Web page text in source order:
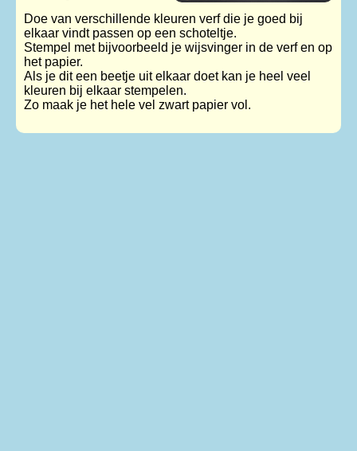
Doe van verschillende kleuren verf die je goed bij
elkaar vindt passen op een schoteltje.
Stempel met bijvoorbeeld je wijsvinger in de verf en op
het papier.
Als je dit een beetje uit elkaar doet kan je heel veel
kleuren bij elkaar stempelen.
Zo maak je het hele vel zwart papier vol.